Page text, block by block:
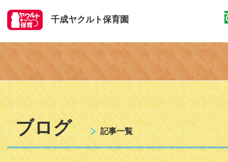
千成ヤクルト保育園
ブログ 記事一覧